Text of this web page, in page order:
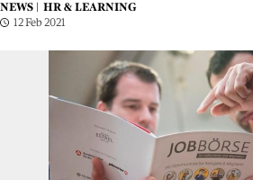
NEWS |
HR & LEARNING
12 Feb 2021